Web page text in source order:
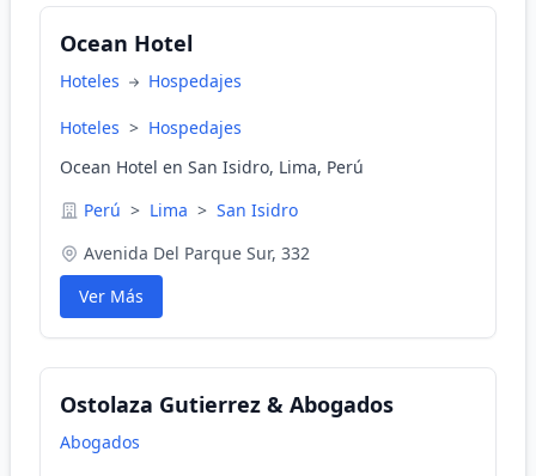
Ocean Hotel
Hoteles Hospedajes
Hoteles > Hospedajes
Ocean Hotel en San Isidro, Lima, Perú
Perú > Lima > San Isidro
Avenida Del Parque Sur, 332
Ver Más
Ostolaza Gutierrez & Abogados
Abogados